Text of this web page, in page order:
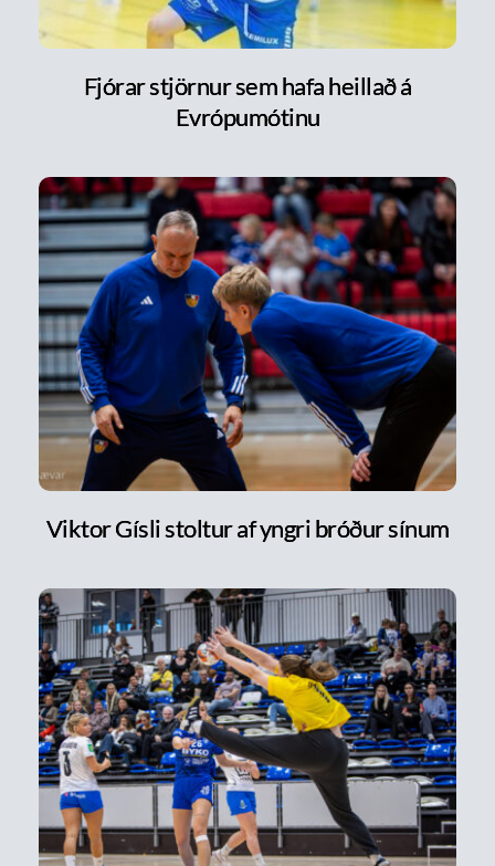
Fjórar stjörnur sem hafa heillað á
Evrópumótinu
Viktor Gísli stoltur af yngri bróður sínum